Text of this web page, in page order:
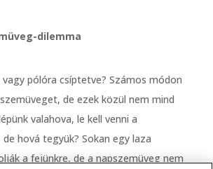
dilemma
vagy pólóra csíptetve? Számos módon
de ezek közül nem mind
valahova, le kell venni a
hová tegyük? Sokan egy laza
a fejünkre, de a napszemüveg nem